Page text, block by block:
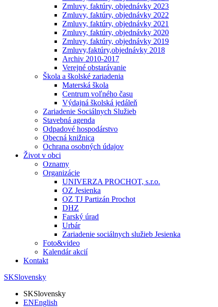
Zmluvy, faktúry, objednávky 2023
Zmluvy, faktúry, objednávky 2022
Zmluvy, faktúry, objednávky 2021
Zmluvy, faktúry, objednávky 2020
Zmluvy, faktúry, objednávky 2019
Zmluvy,faktúry,objednávky 2018
Archiv 2010-2017
Verejné obstarávanie
Škola a školské zariadenia
Materská škola
Centrum voľného času
Výdajná školská jedáleň
Zariadenie Sociálnych Služieb
Stavebná agenda
Odpadové hospodárstvo
Obecná knižnica
Ochrana osobných údajov
Život v obci
Oznamy
Organizácie
UNIVERZA PROCHOT, s.r.o.
OZ Jesienka
OZ TJ Partizán Prochot
DHZ
Farský úrad
Urbár
Zariadenie sociálnych služieb Jesienka
Foto&video
Kalendár akcií
Kontakt
SKSlovensky
SKSlovensky
ENEnglish